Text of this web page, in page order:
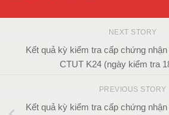
NEXT STORY
Kết quả kỳ kiểm tra cấp chứng
CTUT K24 (ngày kiểm tra
PREVIOUS STORY
Kết quả kỳ kiểm tra cấp chứng